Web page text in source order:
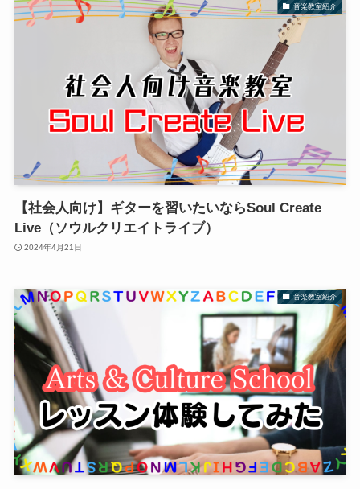
音楽教室紹介
【社会人向け】ギターを習いたいならSoul Create
Live（ソウルクリエイトライブ）
2024年4月21日
音楽教室紹介